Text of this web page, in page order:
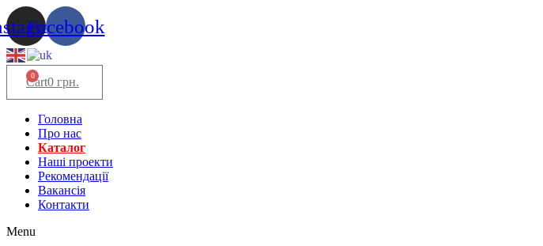
Facebook
0 грн.
0
Cart
Головна
Про нас
Каталог
Нашi проекти
Рекомендації
Вакансiя
Контакти
Menu